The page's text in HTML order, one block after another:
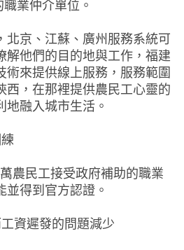
業仲介單位。
京、江蘇、廣州服務系統可
解他們的目的地與工作，福建
術來提供線上服務，服務範圍
西，在那裡提供農民工心靈的
地融入城市生活。
農民工接受政府補助的職業
並得到官方認證。
資遲發的問題減少